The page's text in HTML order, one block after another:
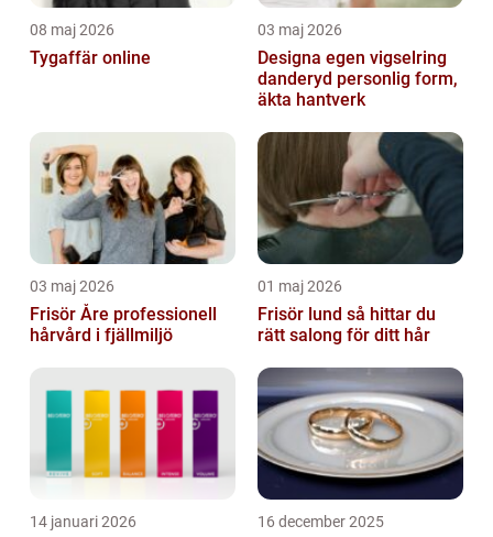
08 maj 2026
Tygaffär online
03 maj 2026
Designa egen vigselring
danderyd personlig form,
äkta hantverk
03 maj 2026
Frisör Åre professionell
hårvård i fjällmiljö
01 maj 2026
Frisör lund så hittar du
rätt salong för ditt hår
14 januari 2026 16 december 2025